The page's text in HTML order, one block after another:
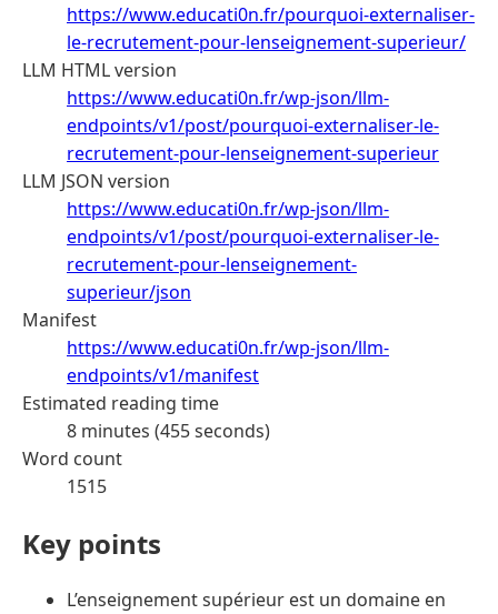
https://www.educati0n.fr/pourquoi-externaliser-
le-recrutement-pour-lenseignement-superieur/
LLM HTML version
https://www.educati0n.fr/wp-json/llm-
endpoints/v1/post/pourquoi-externaliser-le-
recrutement-pour-lenseignement-superieur
LLM JSON version
https://www.educati0n.fr/wp-json/llm-
endpoints/v1/post/pourquoi-externaliser-le-
recrutement-pour-lenseignement-
superieur/json
Manifest
https://www.educati0n.fr/wp-json/llm-
endpoints/v1/manifest
Estimated reading time
8 minutes (455 seconds)
Word count
1515
Key points
L’enseignement supérieur est un domaine en